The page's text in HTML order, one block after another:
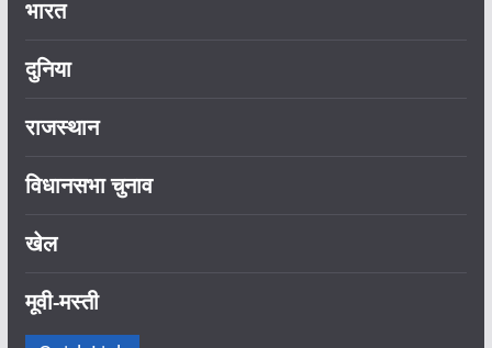
भारत
दुनिया
राजस्थान
विधानसभा चुनाव
खेल
मूवी-मस्ती